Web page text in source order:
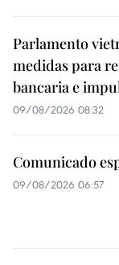
Parlamento
medidas para
bancaria e
09/08/2026 08:32
Comunicado
09/08/2026 06:57